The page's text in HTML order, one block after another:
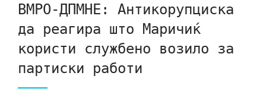
ВМРО-ДПМНЕ: Aнтикорупциска
да реагира што Маричиќ
користи службено возило за
партиски работи